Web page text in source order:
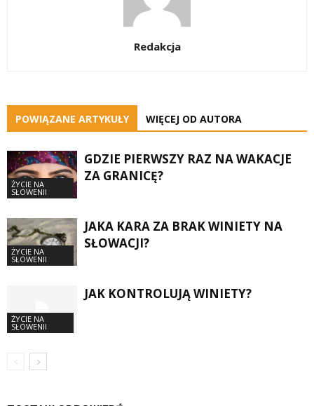
Redakcja
POWIĄZANE ARTYKUŁY WIĘCEJ OD AUTORA
ŻYCIE NA
SŁOWENII
GDZIE PIERWSZY RAZ NA WAKACJE
ZA GRANICĘ?
ŻYCIE NA
SŁOWENII
JAKA KARA ZA BRAK WINIETY NA
SŁOWACJI?
ŻYCIE NA
SŁOWENII
JAK KONTROLUJĄ WINIETY?